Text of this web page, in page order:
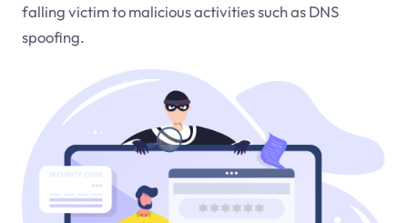
falling victim to malicious activities such as DNS
spoofing.